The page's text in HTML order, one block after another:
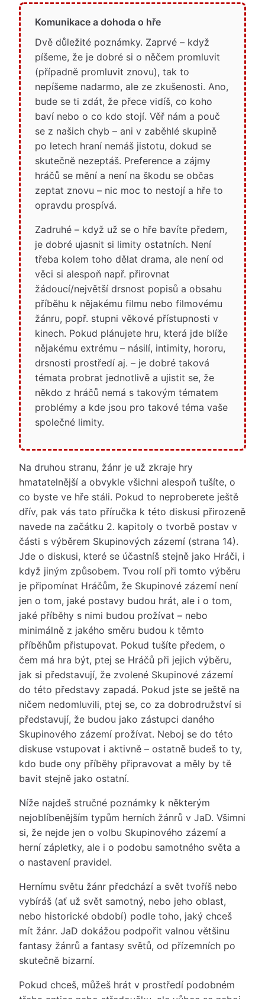
Komunikace a dohoda o hře
Dvě důležité poznámky. Zaprvé – když
píšeme, že je dobré si o něčem promluvit
(případně promluvit znovu), tak to
nepíšeme nadarmo, ale ze zkušenosti. Ano,
bude se ti zdát, že přece vidíš, co koho
baví nebo o co kdo stojí. Věř nám a pouč
se z našich chyb – ani v zaběhlé skupině
po letech hraní nemáš jistotu, dokud se
skutečně nezeptáš. Preference a zájmy
hráčů se mění a není na škodu se občas
zeptat znovu – nic moc to nestojí a hře to
opravdu prospívá.
Zadruhé – když už se o hře bavíte předem,
je dobré ujasnit si limity ostatních. Není
třeba kolem toho dělat drama, ale není od
věci si alespoň např. přirovnat
žádoucí/největší drsnost popisů a obsahu
příběhu k nějakému filmu nebo filmovému
žánru, popř. stupni věkové přístupnosti v
kinech. Pokud plánujete hru, která jde blíže
nějakému extrému – násilí, intimity, hororu,
drsnosti prostředí aj. – je dobré taková
témata probrat jednotlivě a ujistit se, že
někdo z hráčů nemá s takovým tématem
problémy a kde jsou pro takové téma vaše
společné limity.
Na druhou stranu, žánr je už zkraje hry
hmatatelnější a obvykle všichni alespoň tušíte, o
co byste ve hře stáli. Pokud to neproberete ještě
dřív, pak vás tato příručka k této diskusi přirozeně
navede na začátku 2. kapitoly o tvorbě postav v
části s výběrem Skupinových zázemí (strana 14).
Jde o diskusi, které se účastníš stejně jako Hráči, i
když jiným způsobem. Tvou rolí při tomto výběru
je připomínat Hráčům, že Skupinové zázemí není
jen o tom, jaké postavy budou hrát, ale i o tom,
jaké příběhy s nimi budou prožívat – nebo
minimálně z jakého směru budou k těmto
příběhům přistupovat. Pokud tušíte předem, o
čem má hra být, ptej se Hráčů při jejich výběru,
jak si představují, že zvolené Skupinové zázemí
do této představy zapadá. Pokud jste se ještě na
ničem nedomluvili, ptej se, co za dobrodružství si
představují, že budou jako zástupci daného
Skupinového zázemí prožívat. Neboj se do této
diskuse vstupovat i aktivně – ostatně budeš to ty,
kdo bude ony příběhy připravovat a měly by tě
bavit stejně jako ostatní.
Níže najdeš stručné poznámky k některým
nejoblíbenějším typům herních žánrů v JaD. Všimni
si, že nejde jen o volbu Skupinového zázemí a
herní zápletky, ale i o podobu samotného světa a
o nastavení pravidel.
Hernímu světu žánr předchází a svět tvoříš nebo
vybíráš (ať už svět samotný, nebo jeho oblast,
nebo historické období) podle toho, jaký chceš
mít žánr. JaD dokážou podpořit valnou většinu
fantasy žánrů a fantasy světů, od přízemních po
skutečně bizarní.
Pokud chceš, můžeš hrát v prostředí podobném